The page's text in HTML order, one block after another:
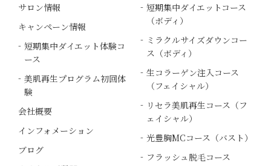
サロン情報
キャンペーン情報
短期集中ダイエット体験コ
ース
美肌再生プログラム初回体
験
会社概要
インフォメーション
ブログ
短期集中ダイエットコース
（ボディ）
ミラクルサイズダウンコー
ス（ボディ）
生コラーゲン注入コース
（フェイシャル）
リセラ美肌再生コース（フ
ェイシャル）
光豊胸MCコース（バスト）
フラッシュ脱毛コース